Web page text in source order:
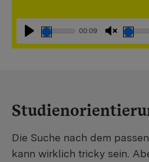
Abspielen
00:09
Die Suche nach dem
kann wirklich tricky sein.